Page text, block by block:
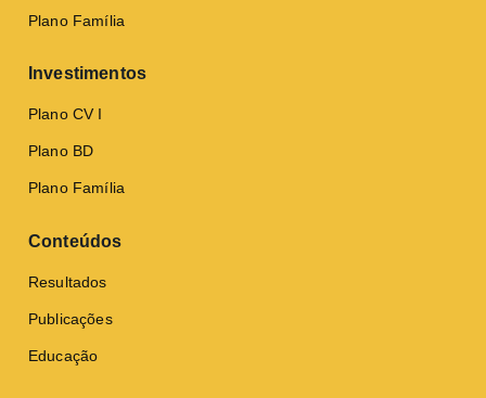
Plano Família
Investimentos
Plano CV I
Plano BD
Plano Família
Conteúdos
Resultados
Publicações
Educação